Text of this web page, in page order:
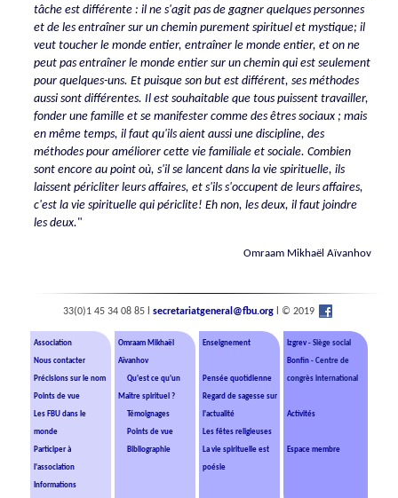
tâche est différente : il ne s'agit pas de gagner quelques personnes
et de les entraîner sur un chemin purement spirituel et mystique; il
veut toucher le monde entier, entraîner le monde entier, et on ne
peut pas entraîner le monde entier sur un chemin qui est seulement
pour quelques-uns. Et puisque son but est différent, ses méthodes
aussi sont différentes. Il est souhaitable que tous puissent travailler,
fonder une famille et se manifester comme des êtres sociaux ; mais
en même temps, il faut qu'ils aient aussi une discipline, des
méthodes pour améliorer cette vie familiale et sociale. Combien
sont encore au point où, s'il se lancent dans la vie spirituelle, ils
laissent péricliter leurs affaires, et s'ils s'occupent de leurs affaires,
c'est la vie spirituelle qui périclite! Eh non, les deux, il faut joindre
les deux."
Omraam Mikhaël Aïvanhov
33(0)1 45 34 08 85 lsecretariatgeneral@fbu.org l © 2019
Association
Nous contacter
Précisions sur le nom
Points de vue
Les FBU dans le
monde
Participer à
l'association
Informations
Omraam Mikhaël
Aïvanhov
Qu'est ce qu'un
Maître spirituel ?
Témoignages
Points de vue
Bibliographie
Enseignement
Pensée quotidienne
Regard de sagesse sur
l'actualité
Les fêtes religieuses
La vie spirituelle est
poésie
Izgrev - Siège social
Bonfin- Centre de
congrès international
Activités
Espace membre